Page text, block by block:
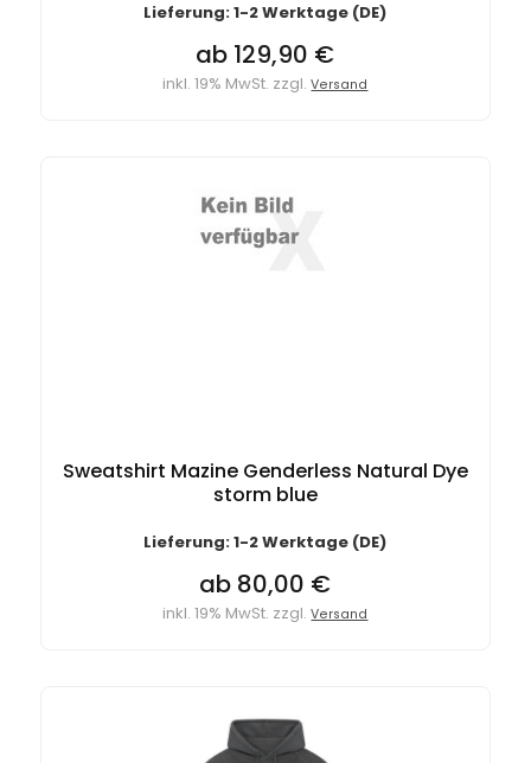
Lieferung: 1-2 Werktage (DE)
ab 129,90 €
inkl. 19% MwSt. zzgl.Versand
Sweatshirt Mazine Genderless Natural Dye
storm blue
Lieferung: 1-2 Werktage (DE)
ab 80,00 €
inkl. 19% MwSt. zzgl.Versand